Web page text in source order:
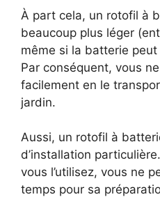
À part cela, un rotofil à
beaucoup plus léger
même si la batterie peut
Par conséquent, vous
facilement en le
jardin.
Aussi, un rotofil à
d’installation
vous l’utilisez, vous ne
temps pour sa